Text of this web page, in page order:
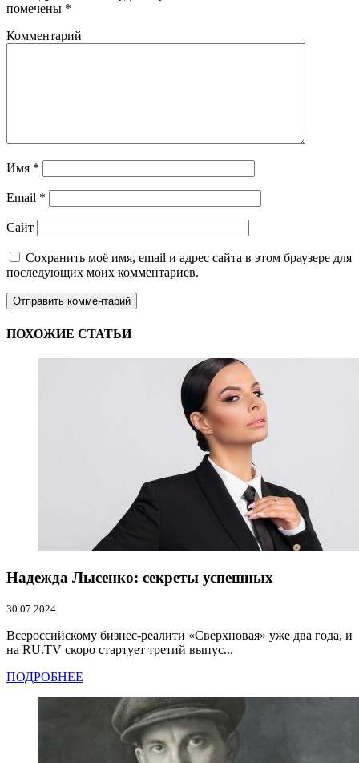
помечены *
Комментарий
Имя *
Email *
Сайт
Сохранить моё имя, email и адрес сайта в этом браузере для
последующих моих комментариев.
ПОХОЖИЕ СТАТЬИ
Надежда Лысенко: секреты успешных
30.07.2024
Всероссийскому бизнес-реалити «Сверхновая» уже два года, и
на RU.TV скоро стартует третий выпус...
ПОДРОБНЕЕ